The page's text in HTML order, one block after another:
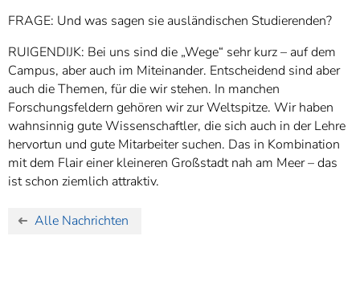
FRAGE: Und was sagen sie ausländischen Studierenden?
RUIGENDIJK: Bei uns sind die „Wege“ sehr kurz – auf dem
Campus, aber auch im Miteinander. Entscheidend sind aber
auch die Themen, für die wir stehen. In manchen
Forschungsfeldern gehören wir zur Weltspitze. Wir haben
wahnsinnig gute Wissenschaftler, die sich auch in der Lehre
hervortun und gute Mitarbeiter suchen. Das in Kombination
mit dem Flair einer kleineren Großstadt nah am Meer – das
ist schon ziemlich attraktiv.
Alle Nachrichten